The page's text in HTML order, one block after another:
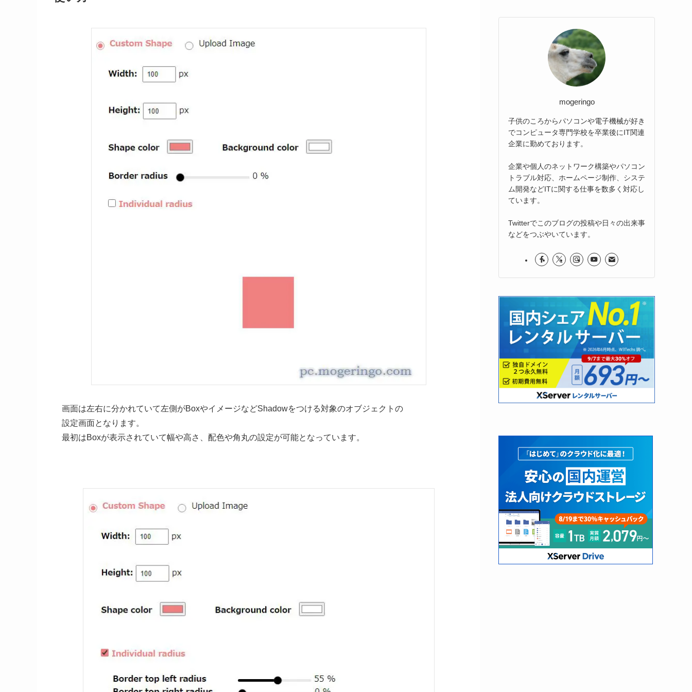
画面は左右に分かれていて左側がBoxやイメージなどShadowをつける対象のオブジェクトの
設定画面となります。
最初はBoxが表示されていて幅や高さ、配色や角丸の設定が可能となっています。
mogeringo
子供のころからパソコンや電子機械が好き
でコンピュータ専門学校を卒業後にIT関連
企業に勤めております。
企業や個人のネットワーク構築やパソコン
トラブル対応、ホームページ制作、システ
ム開発などITに関する仕事を数多く対応し
ています。
Twitterでこのブログの投稿や日々の出来事
などをつぶやいています。